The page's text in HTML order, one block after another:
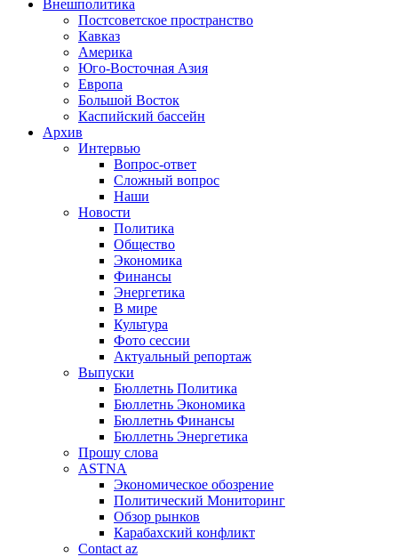
Внешполитика
Постсоветское пространство
Кавказ
Америка
Юго-Восточная Азия
Европа
Большой Восток
Каспийский бассейн
Архив
Интервью
Вопрос-ответ
Сложный вопрос
Наши
Новости
Политика
Общество
Экономика
Финансы
Энергетика
В мире
Культура
Фото сессии
Актуальный репортаж
Выпуски
Бюллетнь Политика
Бюллетнь Экономика
Бюллетнь Финансы
Бюллетнь Энергетика
Прошу слова
ASTNA
Экономическое обозрение
Политический Мониторинг
Обзор рынков
Карабахский конфликт
Contact az